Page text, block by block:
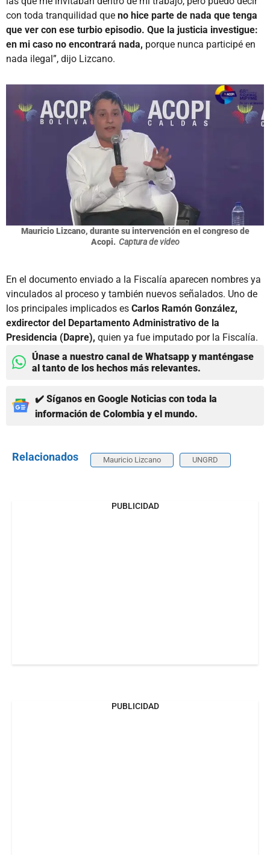
con toda tranquilidad que no hice parte de nada que tenga
que ver con ese turbio episodio. Que la justicia investigue:
en mi caso no encontrará nada, porque nunca participé en
nada ilegal”, dijo Lizcano.
Mauricio Lizcano, durante su intervención en el congreso de
Acopi. Captura de video
En el documento enviado a la Fiscalía aparecen nombres ya
vinculados al proceso y también nuevos señalados. Uno de
los principales implicados es Carlos Ramón González,
exdirector del Departamento Administrativo de la
Presidencia (Dapre), quien ya fue imputado por la Fiscalía.
Únase a nuestro canal de Whatsapp y manténgase
al tanto de los hechos más relevantes.
✔️ Síganos en Google Noticias con toda la
información de Colombia y el mundo.
Relacionados Mauricio Lizcano UNGRD
PUBLICIDAD
PUBLICIDAD